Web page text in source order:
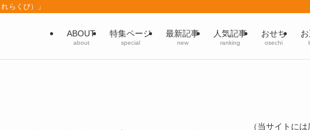
らくび）」
ABOUT
about
特集ページ
special
最新記事
new
人気記事
ranking
おせち
osechi
（当サイトに